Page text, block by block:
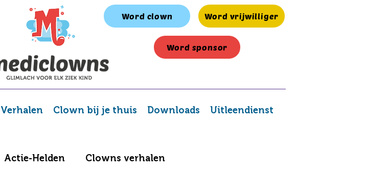
Word sponsor
Word vrijwilliger
Word clown
Verhalen Clown bij je thuis Downloads Uitleendienst
Actie-Helden Clowns verhalen